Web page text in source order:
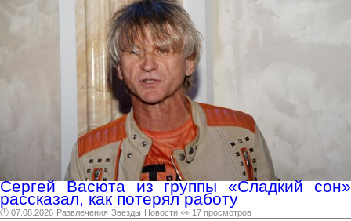
Сергей Васюта из группы «Сладкий сон»
рассказал, как потерял работу
🕑 07.08.2026 Развлечения Звезды Новости 👀 17 просмотров